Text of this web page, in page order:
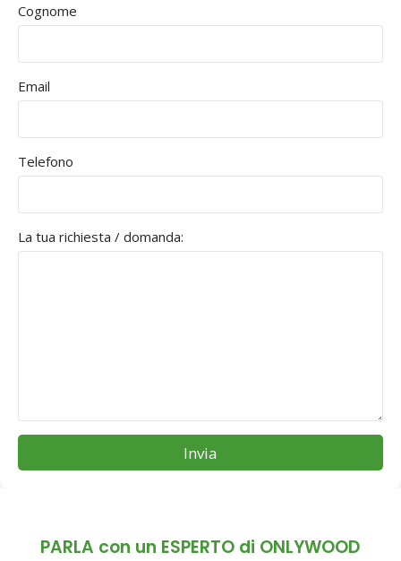
Cognome
Email
Telefono
La tua richiesta / domanda:
Invia
PARLA con un ESPERTO di ONLYWOOD